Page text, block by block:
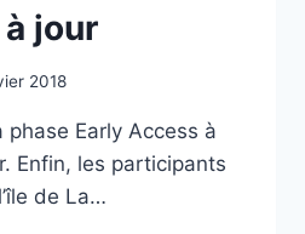
jour
2018
phase Early Access à
Enfin, les participants
de La…